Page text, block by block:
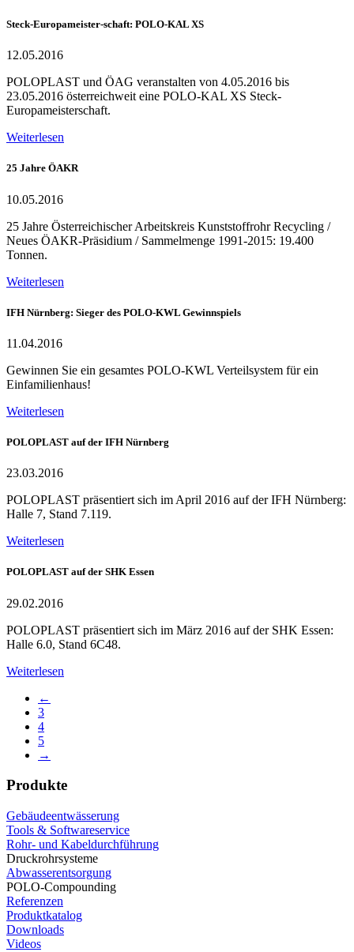
Steck-Europameister-schaft: POLO-KAL XS
12.05.2016
POLOPLAST und ÖAG veranstalten von 4.05.2016 bis
23.05.2016 österreichweit eine POLO-KAL XS Steck-
Europameisterschaft.
Weiterlesen
25 Jahre ÖAKR
10.05.2016
25 Jahre Österreichischer Arbeitskreis Kunststoffrohr Recycling /
Neues ÖAKR-Präsidium / Sammelmenge 1991-2015: 19.400
Tonnen.
Weiterlesen
IFH Nürnberg: Sieger des POLO-KWL Gewinnspiels
11.04.2016
Gewinnen Sie ein gesamtes POLO-KWL Verteilsystem für ein
Einfamilienhaus!
Weiterlesen
POLOPLAST auf der IFH Nürnberg
23.03.2016
POLOPLAST präsentiert sich im April 2016 auf der IFH Nürnberg:
Halle 7, Stand 7.119.
Weiterlesen
POLOPLAST auf der SHK Essen
29.02.2016
POLOPLAST präsentiert sich im März 2016 auf der SHK Essen:
Halle 6.0, Stand 6C48.
Weiterlesen
←
3
4
5
→
Produkte
Gebäudeentwässerung
Tools & Softwareservice
Rohr- und Kabeldurchführung
Druckrohrsysteme
Abwasserentsorgung
POLO-Compounding
Referenzen
Produktkatalog
Downloads
Videos